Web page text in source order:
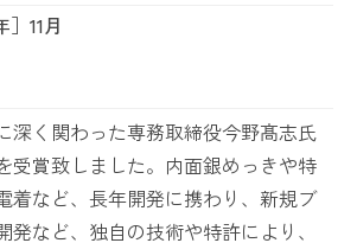
11月
深く関わった専務取締役今野髙志氏
受賞致しました。内面銀めっきや特
着など、長年開発に携わり、新規ブ
発など、独自の技術や特許により、